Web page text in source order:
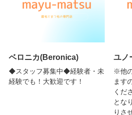
ベロニカ(Beronica)
◆スタッフ募集中◆経験者・未
経験でも！大歓迎です！
ユノ
※他
ます
くだ
とな
りさ